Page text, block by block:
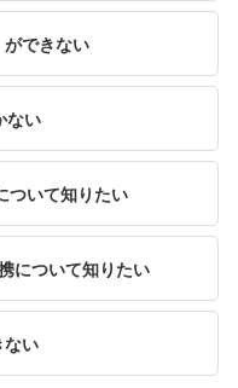
ができない
ない
ついて知りたい
について知りたい
ない